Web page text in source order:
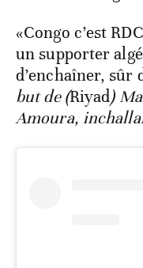
«Congo c’est
un supporter
d’enchaîner, sûr
but de (Riyad)
Amoura,